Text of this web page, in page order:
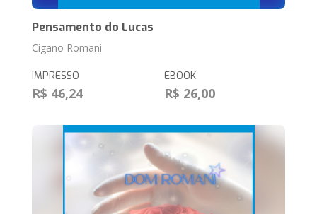
Pensamento do Lucas
Cigano Romani
IMPRESSO
R$ 46,24
EBOOK
R$ 26,00